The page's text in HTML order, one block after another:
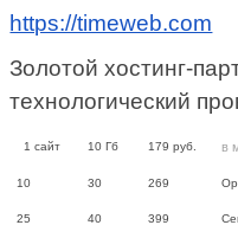
https://timeweb.com
Золотой хостинг-
технологический
1 сайт 10 Гб 179 руб. в
10 30 269
25 40 399